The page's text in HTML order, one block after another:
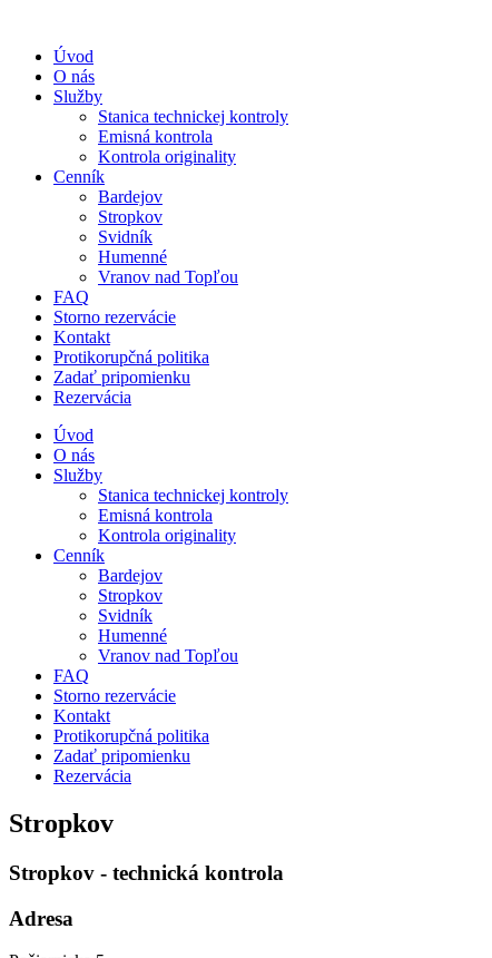
Úvod
O nás
Služby
Stanica technickej kontroly
Emisná kontrola
Kontrola originality
Cenník
Bardejov
Stropkov
Svidník
Humenné
Vranov nad Topľou
FAQ
Storno rezervácie
Kontakt
Protikorupčná politika
Zadať pripomienku
Rezervácia
Úvod
O nás
Služby
Stanica technickej kontroly
Emisná kontrola
Kontrola originality
Cenník
Bardejov
Stropkov
Svidník
Humenné
Vranov nad Topľou
FAQ
Storno rezervácie
Kontakt
Protikorupčná politika
Zadať pripomienku
Rezervácia
Stropkov
Stropkov - technická kontrola
Adresa